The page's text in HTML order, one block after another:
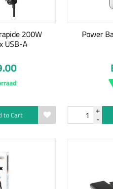
200W
USB-A
to Cart
Power